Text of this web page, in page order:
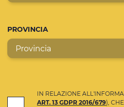
PROVINCIA
Provincia
IN RELAZIONE
ART. 13 GDPR 2016/679),